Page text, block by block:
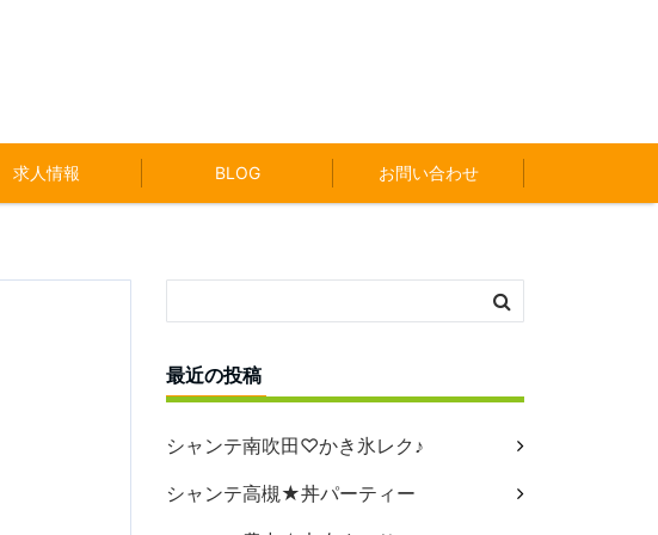
求人情報 BLOG お問い合わせ
最近の投稿
シャンテ南吹田♡かき氷レク♪
シャンテ高槻★丼パーティー